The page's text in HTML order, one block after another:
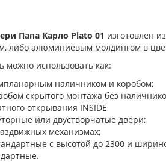
Папа Карло Plato 01 изготовлен
либо алюминиевым молдингом в
можно использовать как:
наличником и коробом;
скрытого монтажа без
открывания INSIDE
или двустворчатые двери;
механизмах;
с высотой до 2300 и